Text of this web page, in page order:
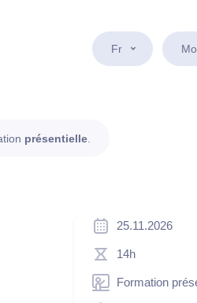
Fr
présentielle
25.11.2026
14h
Formation